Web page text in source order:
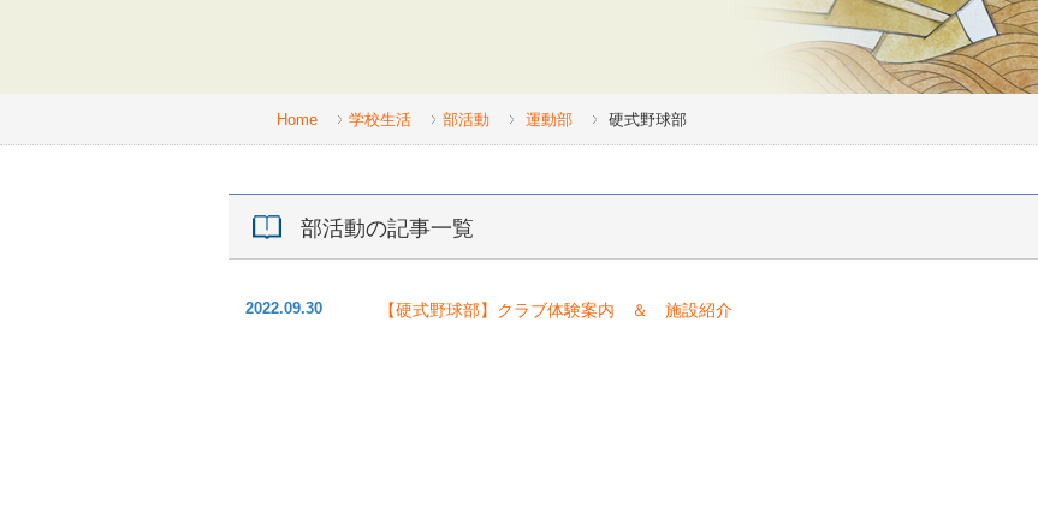
Home 学校生活 部活動 運動部 硬式野球部
部活動の記事一覧
2022.09.30 【硬式野球部】クラブ体験案内 ＆ 施設紹介